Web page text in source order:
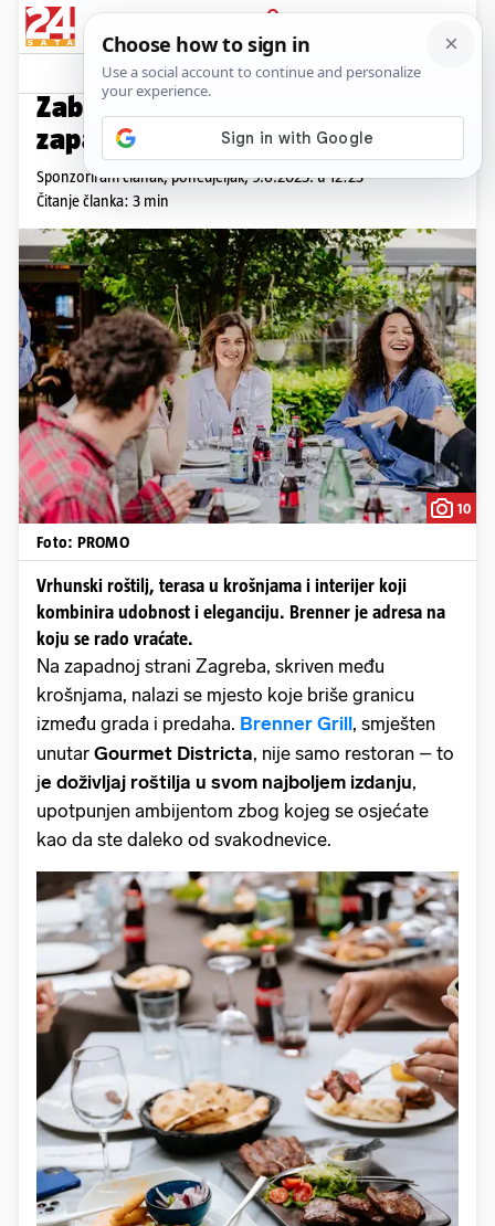
PRIJAVA
Promo sadržaj
Zaboravite gdje ste, ali
zapamtite okus – Brenner Grill
Sponzorirani članak,ponedjeljak, 9.6.2025. u 12:23
Čitanje članka: 3 min
10
Foto: PROMO
Vrhunski roštilj, terasa u krošnjama i interijer koji
kombinira udobnost i eleganciju. Brenner je adresa na
koju se rado vraćate.
Na zapadnoj strani Zagreba, skriven među
krošnjama, nalazi se mjesto koje briše granicu
između grada i predaha. Brenner Grill, smješten
unutar Gourmet Districta, nije samo restoran – to
je doživljaj roštilja u svom najboljem izdanju,
upotpunjen ambijentom zbog kojeg se osjećate
kao da ste daleko od svakodnevice.